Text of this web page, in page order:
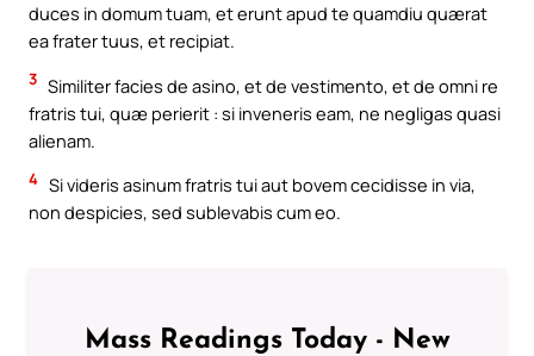
duces in domum tuam, et erunt apud te quamdiu quærat
ea frater tuus, et recipiat.
3 Similiter facies de asino, et de vestimento, et de omni re
fratris tui, quæ perierit : si inveneris eam, ne negligas quasi
alienam.
4 Si videris asinum fratris tui aut bovem cecidisse in via,
non despicies, sed sublevabis cum eo.
Mass Readings Today - New